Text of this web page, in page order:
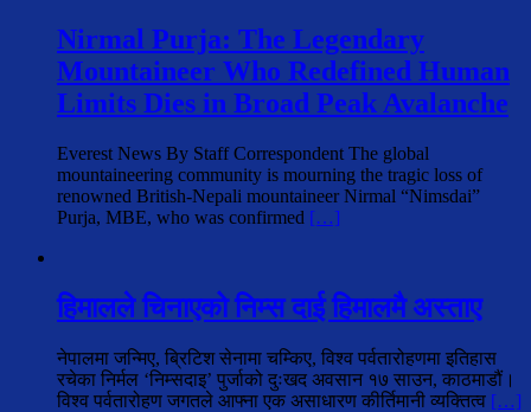
Nirmal Purja: The Legendary
Mountaineer Who Redefined Human
Limits Dies in Broad Peak Avalanche
Everest News By Staff Correspondent The global
mountaineering community is mourning the tragic loss of
renowned British-Nepali mountaineer Nirmal “Nimsdai”
Purja, MBE, who was confirmed […]
हिमालले चिनाएको निम्स दाई हिमालमै अस्ताए
नेपालमा जन्मिए, ब्रिटिश सेनामा चम्किए, विश्व पर्वतारोहणमा इतिहास
रचेका निर्मल ‘निम्सदाइ’ पुर्जाको दुःखद अवसान १७ साउन, काठमाडौं।
विश्व पर्वतारोहण जगतले आफ्ना एक असाधारण कीर्तिमानी व्यक्तित्व […]